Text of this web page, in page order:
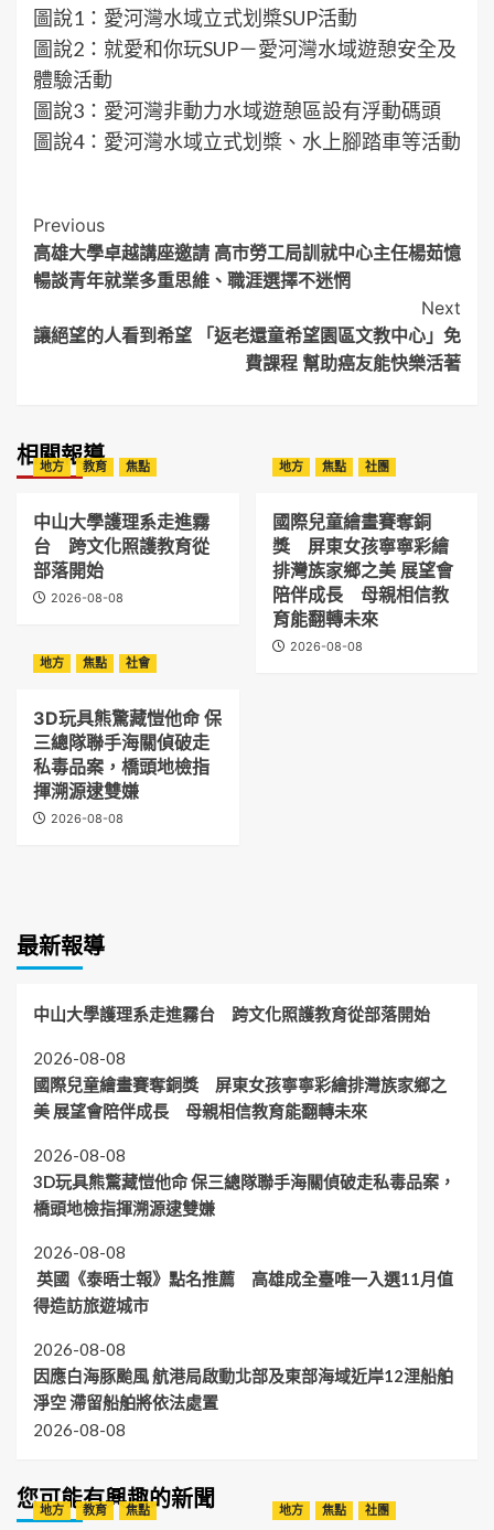
圖說1：愛河灣水域立式划槳SUP活動
圖說2：就愛和你玩SUP－愛河灣水域遊憩安全及
體驗活動
圖說3：愛河灣非動力水域遊憩區設有浮動碼頭
圖說4：愛河灣水域立式划槳、水上腳踏車等活動
Post
Navigation
Previous
高雄大學卓越講座邀請 高市勞工局訓就中心主任楊茹憶
暢談青年就業多重思維、職涯選擇不迷惘
Next
讓絕望的人看到希望 「返老還童希望園區文教中心」免
費課程 幫助癌友能快樂活著
相關報導
地方 教育 焦點
中山大學護理系走進霧
台 跨文化照護教育從
部落開始
2026-08-08
地方 焦點 社團
國際兒童繪畫賽奪銅
獎 屏東女孩寧寧彩繪
排灣族家鄉之美 展望會
陪伴成長 母親相信教
育能翻轉未來
2026-08-08
地方
焦點 社會
3D玩具熊驚藏愷他命 保
三總隊聯手海關偵破走
私毒品案，橋頭地檢指
揮溯源逮雙嫌
2026-08-08
最新報導
中山大學護理系走進霧台 跨文化照護教育從部落開始
2026-08-08
國際兒童繪畫賽奪銅獎 屏東女孩寧寧彩繪排灣族家鄉之
美 展望會陪伴成長 母親相信教育能翻轉未來
2026-08-08
3D玩具熊驚藏愷他命 保三總隊聯手海關偵破走私毒品案，
橋頭地檢指揮溯源逮雙嫌
2026-08-08
英國《泰晤士報》點名推薦 高雄成全臺唯一入選11月值
得造訪旅遊城市
2026-08-08
因應白海豚颱風 航港局啟動北部及東部海域近岸12浬船舶
淨空 滯留船舶將依法處置
2026-08-08
您可能有興趣的新聞
地方 教育 焦點 地方 焦點 社團